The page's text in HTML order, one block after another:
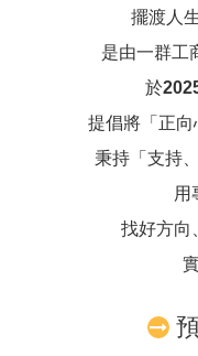
擺渡人
是由一群工
於
提倡將「正向
秉持「支持
用
找好方向